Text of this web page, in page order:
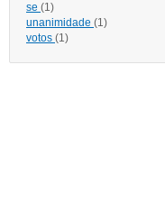
se (1)
unanimidade (1)
votos (1)